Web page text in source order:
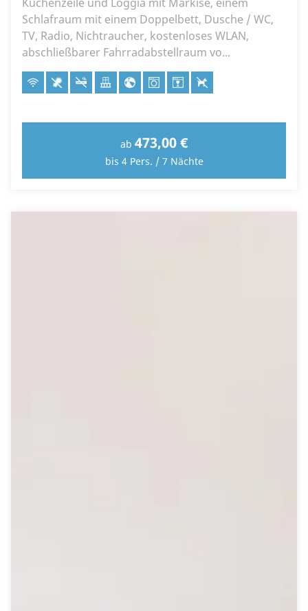
Schlafraum mit einem Doppelbett, Dusche / WC,
TV, Radio, Nichtraucher, kostenloses WLAN,
abschließbarer Fahrradabstellraum vo...
ab 473,00 €
bis 4 Pers. / 7 Nächte